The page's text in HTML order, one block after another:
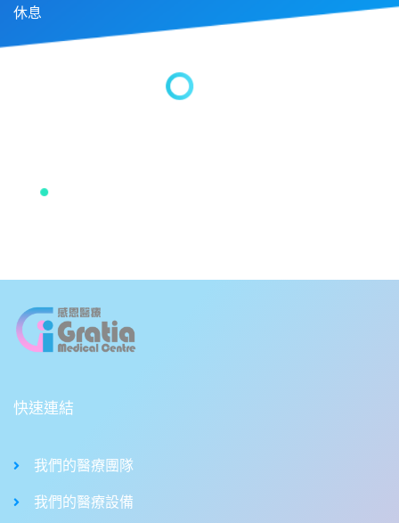
休息
快速連結
我們的醫療團隊
我們的醫療設備